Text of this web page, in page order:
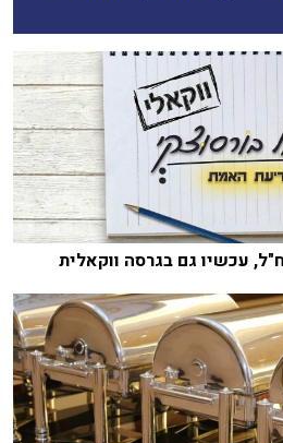
עכשיו גם בגרסה ווקאלית